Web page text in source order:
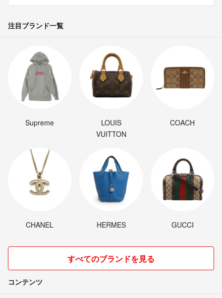
注目ブランド一覧
Supreme
LOUIS
VUITTON
COACH
CHANEL HERMES GUCCI
すべてのブランドを見る
コンテンツ